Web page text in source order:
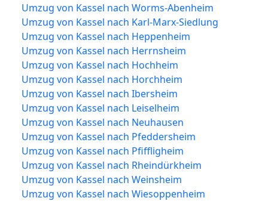
Umzug von Kassel nach Worms-Abenheim
Umzug von Kassel nach Karl-Marx-Siedlung
Umzug von Kassel nach Heppenheim
Umzug von Kassel nach Herrnsheim
Umzug von Kassel nach Hochheim
Umzug von Kassel nach Horchheim
Umzug von Kassel nach Ibersheim
Umzug von Kassel nach Leiselheim
Umzug von Kassel nach Neuhausen
Umzug von Kassel nach Pfeddersheim
Umzug von Kassel nach Pfiffligheim
Umzug von Kassel nach Rheindürkheim
Umzug von Kassel nach Weinsheim
Umzug von Kassel nach Wiesoppenheim